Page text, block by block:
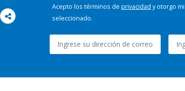
Acepto los términos de privacidad y otorgo
seleccionado.